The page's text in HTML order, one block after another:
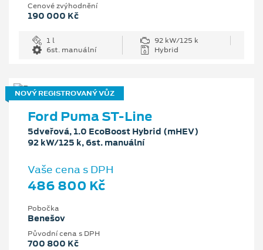
Cenové zvýhodnění
190 000 Kč
1 l
92 kW/125 k
6st. manuální
Hybrid
NOVÝ REGISTROVANÝ VŮZ
Ford Puma ST-Line
5dveřová, 1.0 EcoBoost Hybrid (mHEV)
92 kW/125 k, 6st. manuální
Vaše cena s DPH
486 800 Kč
Pobočka
Benešov
Původní cena s DPH
700 800 Kč